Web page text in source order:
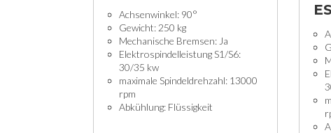
Achsenwinkel: 90°
Gewicht: 250 kg
Mechanische Bremsen: Ja
Elektrospindelleistung S1/S6:
30/35 kw
maximale Spindeldrehzahl: 13000
rpm
Abkühlung: Flüssigkeit
ES